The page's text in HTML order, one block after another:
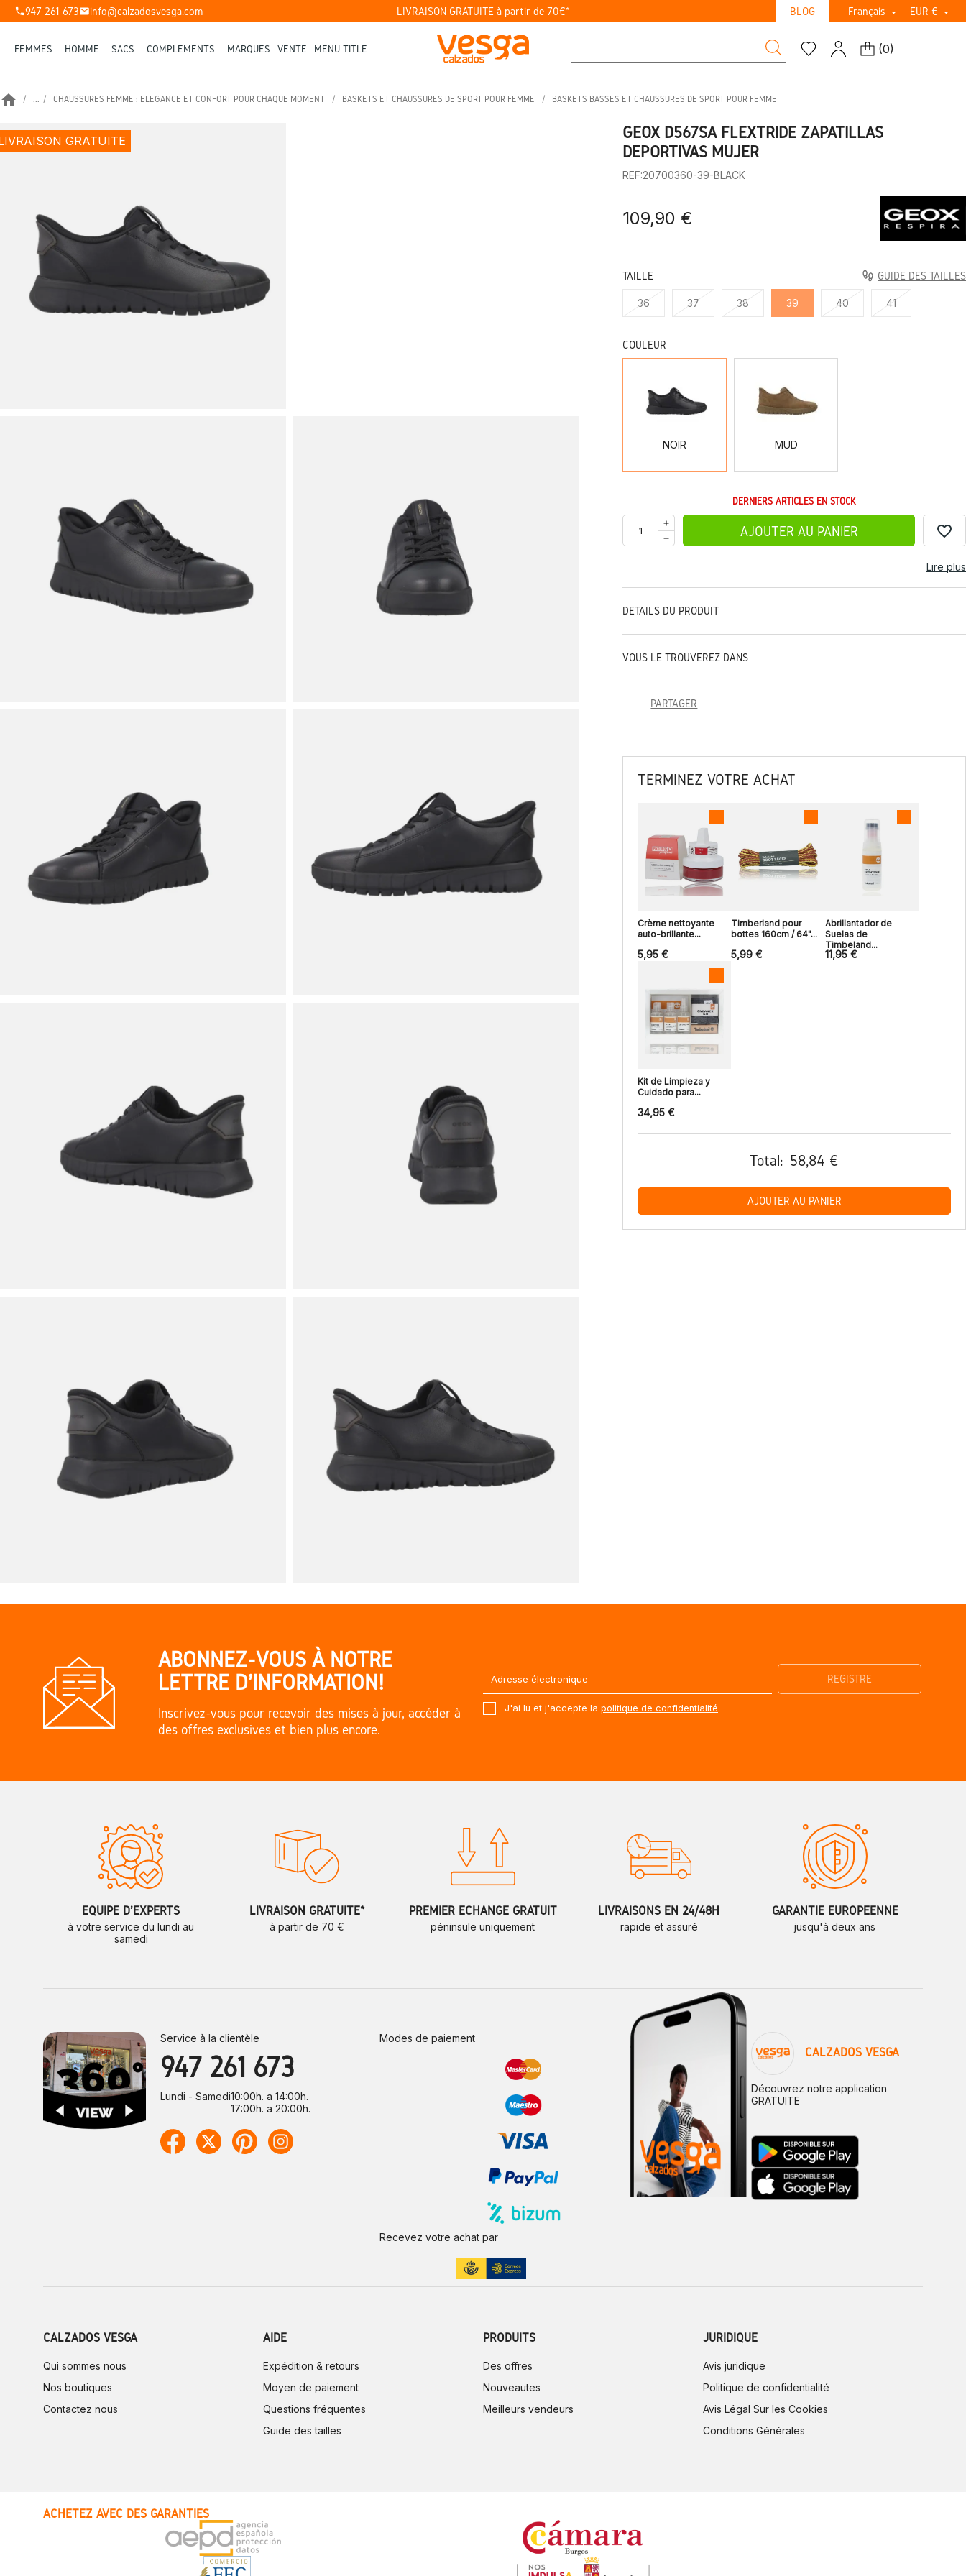
phone947 261 673mailinfo@calzadosvesga.com LIVRAISON GRATUITE à partir de 70€* BLOG Français  EUR € 
FEMMES HOMME SACS COMPLÉMENTS MARQUES VENTE MENU TITLE (0)
home ... CHAUSSURES FEMME : ÉLÉGANCE ET CONFORT POUR CHAQUE MOMENT BASKETS ET CHAUSSURES DE SPORT POUR FEMME BASKETS BASSES ET CHAUSSURES DE SPORT POUR FEMME
GRATUITE
GEOX D567SA FLEXTRIDE ZAPATILLAS
DEPORTIVAS MUJER
REF:20700360-39-BLACK
109,90 €
TAILLE GUIDE DES TAILLES
36 37 38 39 40 41
COULEUR
NOIR MUD
DERNIERS ARTICLES EN STOCK
AJOUTER AU PANIER favorite_border
Lire plus
DÉTAILS DU PRODUIT
VOUS LE TROUVEREZ DANS
PARTAGER
TERMINEZ VOTRE ACHAT
Crème nettoyante
auto-brillante...
5,95 €
Timberland pour
bottes 160cm / 64"...
5,99 €
Abrillantador de
Suelas de
Timbeland...
11,95 €
Kit de Limpieza y
Cuidado para...
34,95 €
Total: 58,84 €
AJOUTER AU PANIER
ABONNEZ-VOUS À NOTRE
LETTRE D'INFORMATION!
Inscrivez-vous pour recevoir des mises à jour, accéder à
des offres exclusives et bien plus encore.
J'ai lu et j'accepte la politique de confidentialité
ÉQUIPE D'EXPERTS
à votre service du lundi au
samedi
LIVRAISON GRATUITE*
à partir de 70 €
PREMIER ÉCHANGE GRATUIT
péninsule uniquement
LIVRAISONS EN 24/48H
rapide et assuré
GARANTIE EUROPÉENNE
jusqu'à deux ans
Service à la clientèle
947 261 673
Lundi - Samedi10:00h. a 14:00h.
17:00h. a 20:00h.
Modes de paiement
Recevez votre achat par
CALZADOS VESGA
Découvrez notre application
GRATUITE
CALZADOS VESGA
Qui sommes nous
Nos boutiques
Contactez nous
AIDE
Expédition & retours
Moyen de paiement
Questions fréquentes
Guide des tailles
PRODUITS
Des offres
Nouveautes
Meilleurs vendeurs
JURIDIQUE
Avis juridique
Politique de confidentialité
Avis Légal Sur les Cookies
Conditions Générales
ACHETEZ AVEC DES GARANTIES